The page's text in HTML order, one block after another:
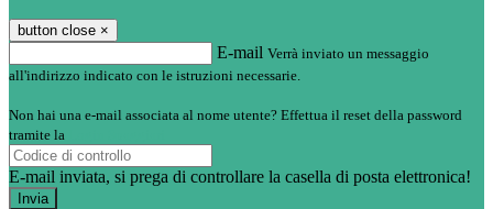
button close ×
E-mail Verrà inviato un messaggio
all'indirizzo indicato con le istruzioni necessarie.
Non hai una e-mail associata al nome utente? Effettua il reset della password
tramite la
E-mail inviata, si prega di controllare la casella di posta elettronica!